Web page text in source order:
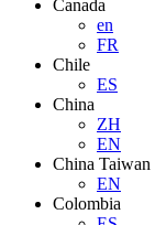
Canada
en
FR
Chile
ES
China
ZH
EN
China Taiwan
EN
Colombia